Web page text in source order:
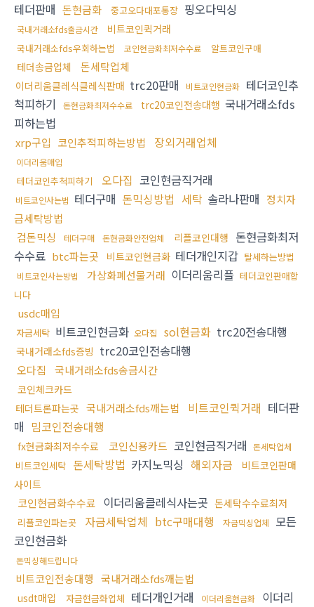
테더판매 돈현금화 중고오다대포통장 핑오다믹싱
국내거래소fds출금시간 비트코인퀵거래
국내거래소fds우회하는법 코인현금화최저수수료 알트코인구매
테더송금업체 돈세탁업체
이더리움클레식클레식판매 trc20판매 비트코인현금화 테더코인추
척피하기
돈현금화최저수수료 trc20코인전송대행 국내거래소fds
피하는법
xrp구입 코인추적피하는방법 장외거래업체
이더리움매입
테더코인추척피하기 오다집 코인현금직거래
비트코인사는법 테더구매 돈믹싱방법 세탁 솔라나판매 정치자
금세탁방법
검돈믹싱
테더구매 돈현금화안전업체 리플코인대행 돈현금화최저
수수료 btc파는곳 비트코인현금화 테더개인지갑 탈세하는방법
비트코인사는방법 가상화폐선물거래 이더리움리플 테더코인판매합
니다
usdc매입
자금세탁 비트코인현금화 오다집 sol현금화 trc20전송대행
국내거래소fds증빙 trc20코인전송대행
오다집 국내거래소fds송금시간
코인체크카드
테더트론파는곳 국내거래소fds깨는법 비트코인퀵거래 테더판
매 밈코인전송대행
fx현금화최저수수료 코인신용카드 코인현금직거래 돈세탁업체
비트코인세탁 돈세탁방법 카지노믹싱 해외자금
비트코인판매
사이트
코인현금화수수료 이더리움클레식사는곳 돈세탁수수료최저
리플코인파는곳 자금세탁업체 btc구매대행 자금믹싱업체
모든
코인현금화
돈믹싱해드립니다
비트코인전송대행 국내거래소fds깨는법
usdt매입 자금현금화업체 테더개인거래 이더리움현금화
이더리